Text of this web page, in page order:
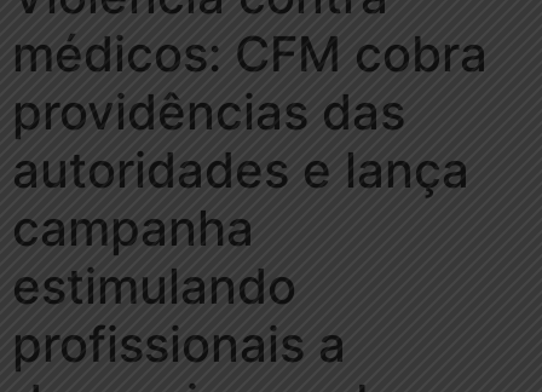
médicos: CFM cobra
providências das
autoridades e lança
campanha
estimulando
profissionais a